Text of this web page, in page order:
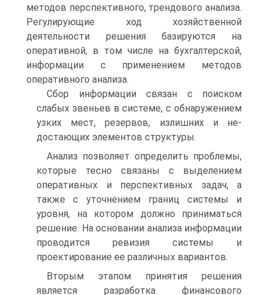
методов перспек­тивного, трендового анализа.
Регулирующие ход хозяйственной
деятельности решения базируются на
оперативной, в том числе на бухгалтерской,
информации с применением методов
оперативного анализа.
Сбор информации связан с поиском
слабых звеньев в системе, с обнаружением
узких мест, резервов, излишних и не­
достающих элементов структуры.
Анализ позволяет определить проблемы,
которые тесно связаны с выделением
оперативных и перспективных задач, а
также с уточнением границ системы и
уровня, на котором должно приниматься
решение. На основании анализа информации
проводится ревизия системы и
проектирование ее различных вариантов.
Вторым этапом принятия решения
является разработка финансового